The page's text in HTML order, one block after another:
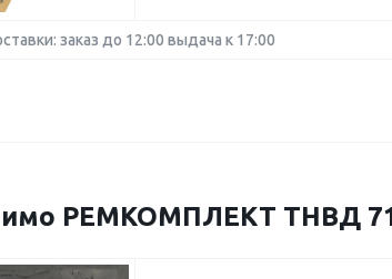
заказ до 12:00 выдача к 17:00
РЕМКОМПЛЕКТ ТНВД